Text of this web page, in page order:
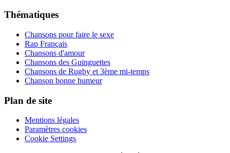
Thématiques
Chansons pour faire le sexe
Rap Français
Chansons d'amour
Chansons des Guinguettes
Chansons de Rugby et 3ème mi-temps
Chanson bonne humeur
Plan de site
Mentions légales
Paramètres cookies
Cookie Settings